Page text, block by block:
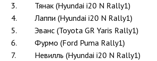
3.
Тянак (Hyundai i20 N Rally1)
4.
Лаппи (Hyundai i20 N Rally1)
5.
Эванс (Toyota GR Yaris Rally1)
6.
Фурмо (Ford Puma Rally1)
7.
Невилль (Hyundai i20 N Rally1)